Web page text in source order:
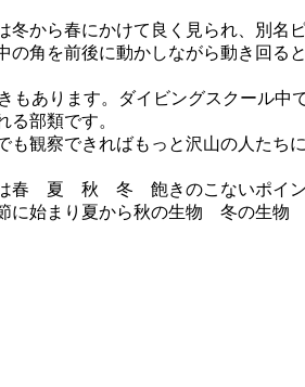
から春にかけて良く見られ、別名
角を前後に動かしながら動き回る
もあります。ダイビングスクール中
部類です。
も観察できればもっと沢山の人た
は春 夏 秋 冬 飽きのこないポイン
に始まり夏から秋の生物 冬の生